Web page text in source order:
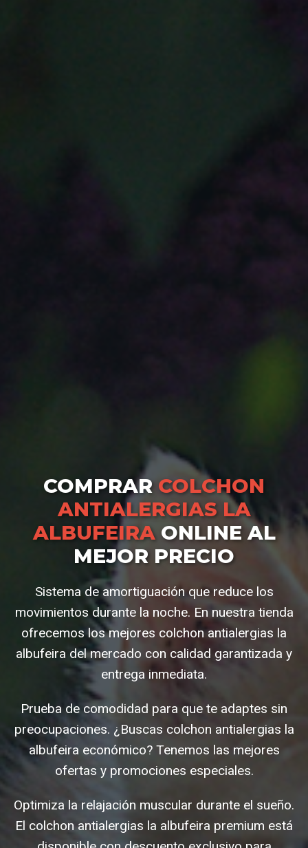
COMPRAR COLCHON
ANTIALERGIAS LA
ALBUFEIRAONLINE AL
MEJOR PRECIO
Sistema de amortiguación que reduce los
movimientos durante la noche. En nuestra tienda
ofrecemos los mejores colchon antialergias la
albufeira del mercado con calidad garantizada y
entrega inmediata.
Prueba de comodidad para que te adaptes sin
preocupaciones. ¿Buscas colchon antialergias la
albufeira económico? Tenemos las mejores
ofertas y promociones especiales.
Optimiza la relajación muscular durante el sueño.
El colchon antialergias la albufeira premium está